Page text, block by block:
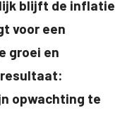
blijft de inflatie
voor een
groei en
opwachting te